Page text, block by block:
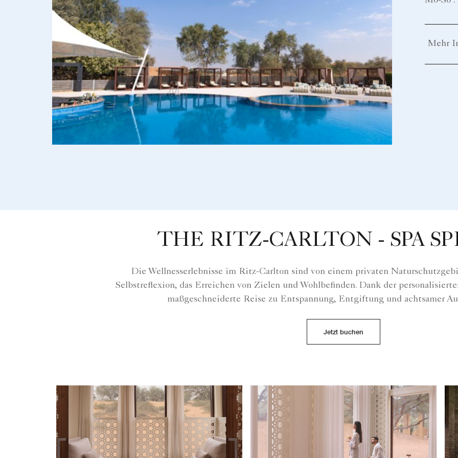
Mehr
THE RITZ-CARLTON - SPA
Die Wellnesserlebnisse im Ritz-Carlton sind von einem privaten
Selbstreflexion, das Erreichen von Zielen und Wohlbefinden. Dank der
maßgeschneiderte Reise zu Entspannung, Entgiftung und achtsamer
Jetzt buchen